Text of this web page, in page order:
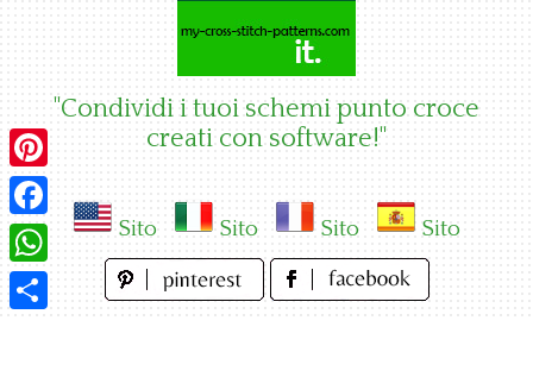
"Condividi i tuoi schemi punto croce
creati con software!"
Sito Sito Sito Sito
Pinterest
Facebook
WhatsApp